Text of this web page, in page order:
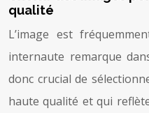
qualité
L’image est
internaute remarque
donc crucial de
haute qualité et qui